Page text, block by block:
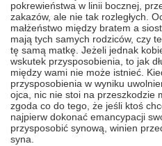
pokrewieństwa w linii bocznej,
zakazów, ale nie tak rozległych.
małżeństwo między bratem a
mają tych samych rodziców, czy
tę samą matkę. Jeżeli jednak
wskutek przysposobienia, to jak
między wami nie może istnieć.
przysposobienia w wyniku
ojca, nic nie stoi na przeszkodzie
zgoda co do tego, że jeśli ktoś
najpierw dokonać emancypacji
przysposobić synową, winien
syna.